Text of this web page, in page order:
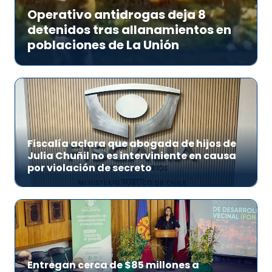
Operativo antidrogas deja 8
detenidos tras allanamientos en
poblaciones de La Unión
Fiscalía aclara que abogada de hijos de
Julia Chuñil no es interviniente en causa
por violación de secreto
Entregan cerca de $85 millones a